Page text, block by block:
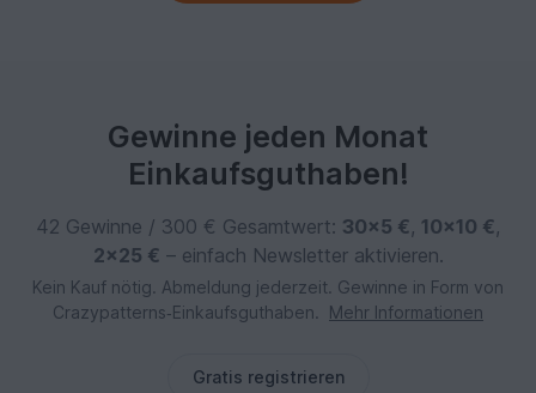
Gewinne jeden Monat
Einkaufsguthaben!
42 Gewinne / 300 € Gesamtwert: 30×5 €, 10×10 €,
2×25 € – einfach Newsletter aktivieren.
Kein Kauf nötig. Abmeldung jederzeit. Gewinne in Form von
Crazypatterns‑Einkaufsguthaben.
Mehr Informationen
Gratis registrieren